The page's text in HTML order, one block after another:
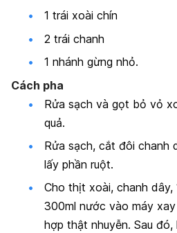
1 trái xoài chín
2 trái chanh
1 nhánh gừng nhỏ.
Cách pha
Rửa sạch và gọt bỏ vỏ
quả.
Rửa sạch, cắt đôi chanh
lấy phần ruột.
Cho thịt xoài, chanh dây,
300ml nước vào máy
hợp thật nhuyễn. Sau